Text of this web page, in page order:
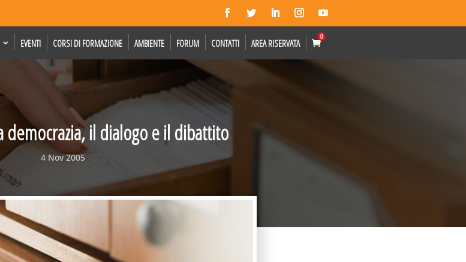
EVENTI CORSI DI FORMAZIONE AMBIENTE FORUM CONTATTI AREA RISERVATA
0
democrazia, il dialogo e il dibattito
4 Nov 2005